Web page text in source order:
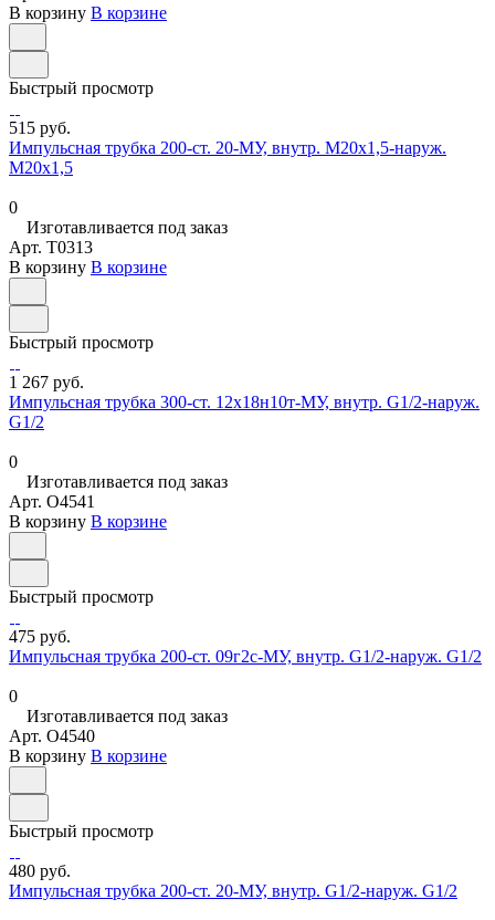
В корзину В корзине
Быстрый просмотр
515 руб.
Импульсная трубка 200-ст. 20-МУ, внутр. М20х1,5-наруж.
М20х1,5
0
Изготавливается под заказ
Арт. T0313
В корзину В корзине
Быстрый просмотр
1 267 руб.
Импульсная трубка 300-ст. 12х18н10т-МУ, внутр. G1/2-наруж.
G1/2
0
Изготавливается под заказ
Арт. O4541
В корзину В корзине
Быстрый просмотр
475 руб.
Импульсная трубка 200-ст. 09г2с-МУ, внутр. G1/2-наруж. G1/2
0
Изготавливается под заказ
Арт. O4540
В корзину В корзине
Быстрый просмотр
480 руб.
Импульсная трубка 200-ст. 20-МУ, внутр. G1/2-наруж. G1/2